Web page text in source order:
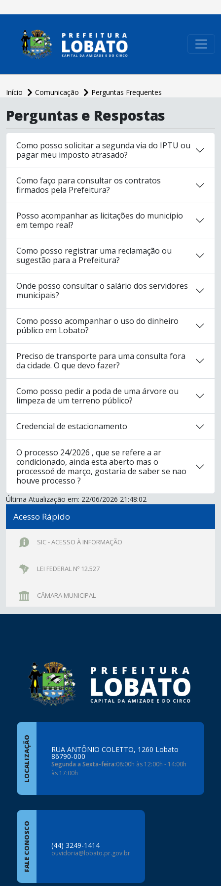
Início Comunicação Perguntas Frequentes
Perguntas e Respostas
Como posso solicitar a segunda via do IPTU ou
pagar meu imposto atrasado?
Como faço para consultar os contratos
firmados pela Prefeitura?
Posso acompanhar as licitações do município
em tempo real?
Como posso registrar uma reclamação ou
sugestão para a Prefeitura?
Onde posso consultar o salário dos servidores
municipais?
Como posso acompanhar o uso do dinheiro
público em Lobato?
Preciso de transporte para uma consulta fora
da cidade. O que devo fazer?
Como posso pedir a poda de uma árvore ou
limpeza de um terreno público?
Credencial de estacionamento
O processo 24/2026 , que se refere a ar
condicionado, ainda esta aberto mas o
processoé de março, gostaria de saber se nao
houve processo ?
Última Atualização em: 22/06/2026 21:48:02
Acesso Rápido
SIC - ACESSO À INFORMAÇÃO
LEI FEDERAL Nº 12.527
CÂMARA MUNICIPAL
LOCALIZAÇÃO RUA ANTÔNIO COLETTO, 1260 Lobato
86790-000
Segunda a Sexta-feira:08:00h às 12:00h - 14:00h
às 17:00h
FALE CONOSCO (44) 3249-1414
ouvidoria@lobato.pr.gov.br